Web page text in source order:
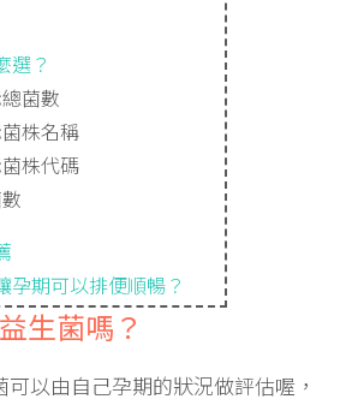
選？
菌數
株名稱
株代碼
孕期可以排便順暢？
生菌嗎？
以由自己孕期的狀況做評估喔，